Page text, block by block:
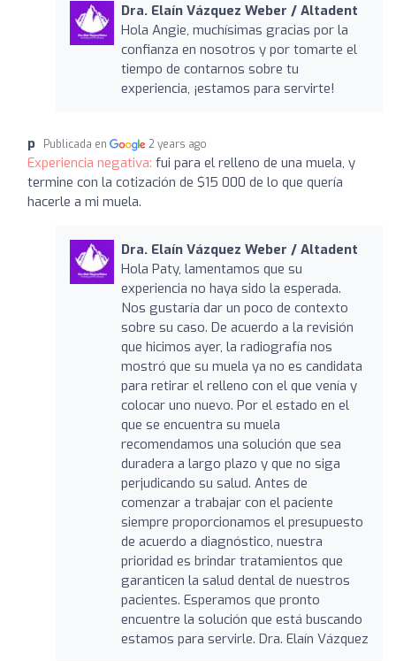
Dra. Elaín Vázquez Weber / Altadent
Hola Angie, muchísimas gracias por la
confianza en nosotros y por tomarte el
tiempo de contarnos sobre tu
experiencia, ¡estamos para servirte!
p Publicada en 2 years ago
Experiencia negativa: fui para el relleno de una muela, y
termine con la cotización de $15 000 de lo que quería
hacerle a mi muela.
Dra. Elaín Vázquez Weber / Altadent
Hola Paty, lamentamos que su
experiencia no haya sido la esperada.
Nos gustaría dar un poco de contexto
sobre su caso. De acuerdo a la revisión
que hicimos ayer, la radiografía nos
mostró que su muela ya no es candidata
para retirar el relleno con el que venía y
colocar uno nuevo. Por el estado en el
que se encuentra su muela
recomendamos una solución que sea
duradera a largo plazo y que no siga
perjudicando su salud. Antes de
comenzar a trabajar con el paciente
siempre proporcionamos el presupuesto
de acuerdo a diagnóstico, nuestra
prioridad es brindar tratamientos que
garanticen la salud dental de nuestros
pacientes. Esperamos que pronto
encuentre la solución que está buscando
estamos para servirle. Dra. Elaín Vázquez